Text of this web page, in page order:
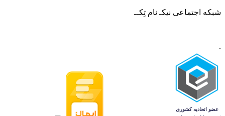
شبکه‌ اجتماعی نیکـ نام تِکــ
.